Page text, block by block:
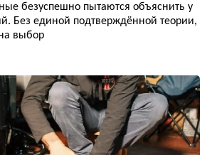
безуспешно пытаются объяснить у
Без единой подтверждённой теории,
выбор